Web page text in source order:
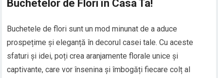
Buchetelor de Flori în Casa Ta!
Buchetele de flori sunt un mod minunat de a aduce
prospețime și eleganță în decorul casei tale. Cu aceste
sfaturi și idei, poți crea aranjamente florale unice și
captivante, care vor însenina și îmbogăți fiecare colț al